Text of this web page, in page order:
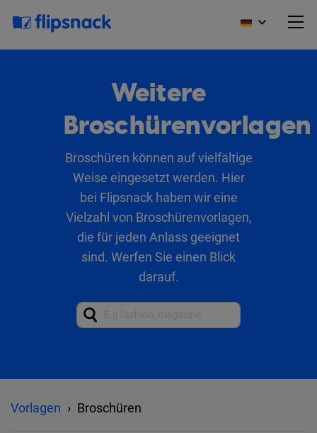
Weitere
Broschürenvorlagen
Broschüren können auf vielfältige
Weise eingesetzt werden. Hier
bei Flipsnack haben wir eine
Vielzahl von Broschürenvorlagen,
die für jeden Anlass geeignet
sind. Werfen Sie einen Blick
darauf.
Vorlagen Broschüren